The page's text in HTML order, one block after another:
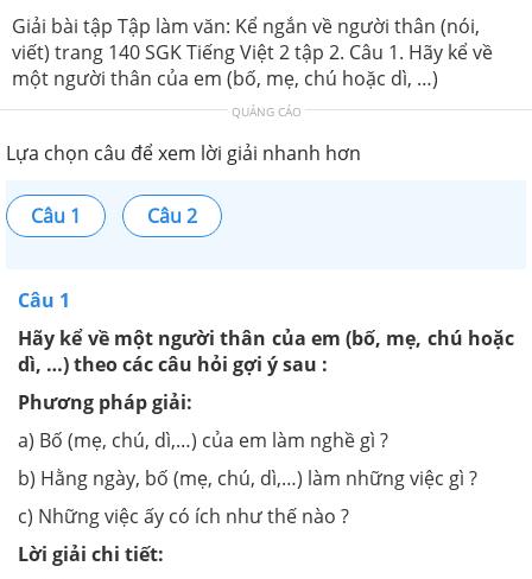
Giải bài tập Tập làm văn: Kể ngắn về người thân (nói,
viết) trang 140 SGK Tiếng Việt 2 tập 2. Câu 1. Hãy kể về
một người thân của em (bố, mẹ, chú hoặc dì, …)
QUẢNG CÁO
Lựa chọn câu để xem lời giải nhanh hơn
Câu 1 Câu 2
Câu 1
Hãy kể về một người thân của em (bố, mẹ, chú hoặc
dì, …) theo các câu hỏi gợi ý sau :
Phương pháp giải:
a) Bố (mẹ, chú, dì,…) của em làm nghề gì ?
b) Hằng ngày, bố (mẹ, chú, dì,…) làm những việc gì ?
c) Những việc ấy có ích như thế nào ?
Lời giải chi tiết: